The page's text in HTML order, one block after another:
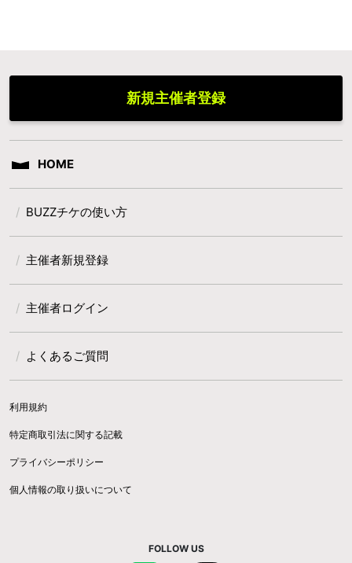
新規主催者登録
HOME
BUZZチケの使い方
主催者新規登録
主催者ログイン
よくあるご質問
利用規約
特定商取引法に関する記載
プライバシーポリシー
個人情報の取り扱いについて
FOLLOW US